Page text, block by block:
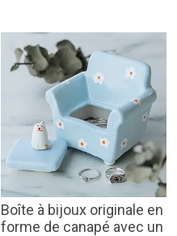
Boîte à bijoux originale en
forme de canapé avec un